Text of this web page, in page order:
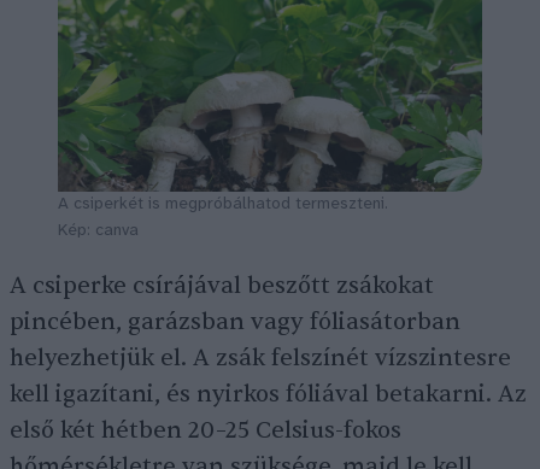
A csiperkét is megpróbálhatod termeszteni.
Kép: canva
A csiperke csírájával beszőtt zsákokat
pincében, garázsban vagy fóliasátorban
helyezhetjük el. A zsák felszínét vízszintesre
kell igazítani, és nyirkos fóliával betakarni. Az
első két hétben 20–25 Celsius-fokos